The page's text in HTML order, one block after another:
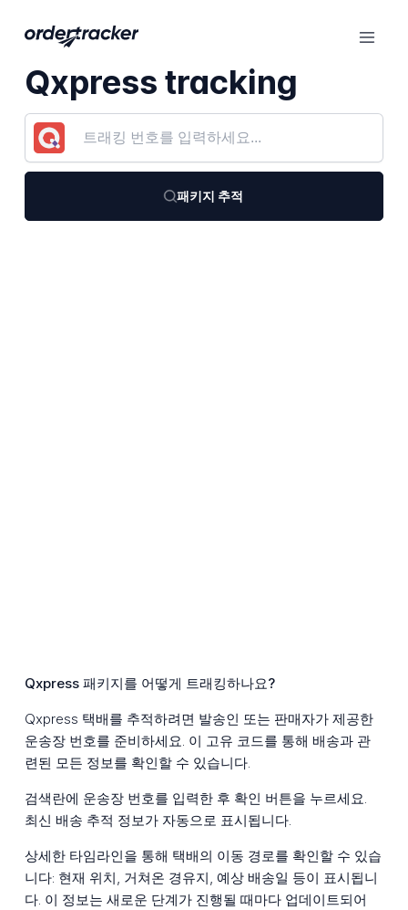
Qxpress tracking
패키지 추적
Qxpress 패키지를 어떻게 트래킹하나요?
Qxpress 택배를 추적하려면 발송인 또는 판매자가 제공한
운송장 번호를 준비하세요. 이 고유 코드를 통해 배송과 관
련된 모든 정보를 확인할 수 있습니다.
검색란에 운송장 번호를 입력한 후 확인 버튼을 누르세요.
최신 배송 추적 정보가 자동으로 표시됩니다.
상세한 타임라인을 통해 택배의 이동 경로를 확인할 수 있습
니다: 현재 위치, 거쳐온 경유지, 예상 배송일 등이 표시됩니
다. 이 정보는 새로운 단계가 진행될 때마다 업데이트되어